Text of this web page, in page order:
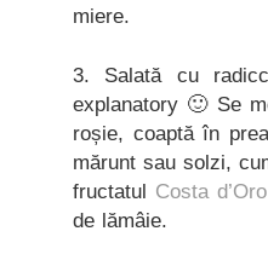
miere.
3. Salată cu
explanatory 🙂 Se
roșie, coaptă în
mărunt sau solzi,
fructatul Costa
de lămâie.